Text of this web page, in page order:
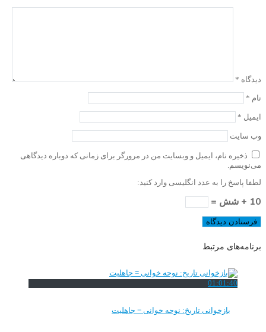
دیدگاه *
نام *
ایمیل *
وب‌ سایت
ذخیره نام، ایمیل و وبسایت من در مرورگر برای زمانی که دوباره دیدگاهی
می‌نویسم.
لطفا پاسخ را به عدد انگلیسی وارد کنید:
10 + شش =
برنامه‌های مرتبط
01:01:40
بازخوانی تاریخ: نوحه خوانی = جاهلیت